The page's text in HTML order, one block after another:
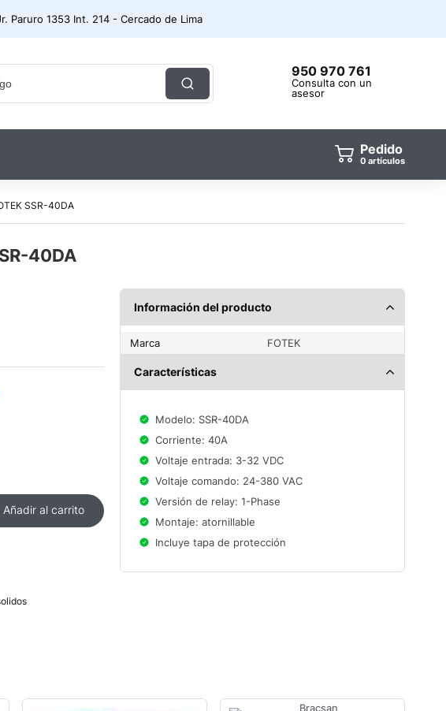
Paruro 1353 Int. 214 - Cercado de Lima
950 970 761
Consulta con un
asesor
Pedido
artículos
SSR-40DA
40DA
Añadir al carrito
Información del producto
Marca FOTEK
Características
Modelo: SSR-40DA
Corriente: 40A
Voltaje entrada: 3-32 VDC
Voltaje comando: 24-380 VAC
Versión de relay: 1-Phase
Montaje: atornillable
Incluye tapa de protección